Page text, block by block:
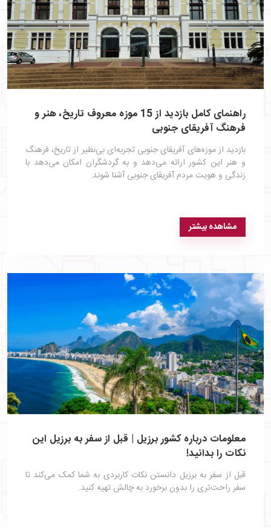
راهنمای کامل بازدید از 15 موزه معروف تاریخ، هنر و
فرهنگ آفریقای جنوبی
بازدید از موزه‌های آفریقای جنوبی تجربه‌ای بی‌نظیر از تاریخ، فرهنگ
و هنر این کشور ارائه می‌دهد و به گردشگران امکان می‌دهد با
زندگی و هویت مردم آفریقای جنوبی آشنا شوند.
مشاهده بیشتر
معلومات درباره کشور برزیل | قبل از سفر به برزیل این
نکات را بدانید!
قبل از سفر به برزیل دانستن نکات کاربردی به شما کمک می‌کند تا
سفر راحت‌تری را بدون برخورد به چالش تهیه کنید.